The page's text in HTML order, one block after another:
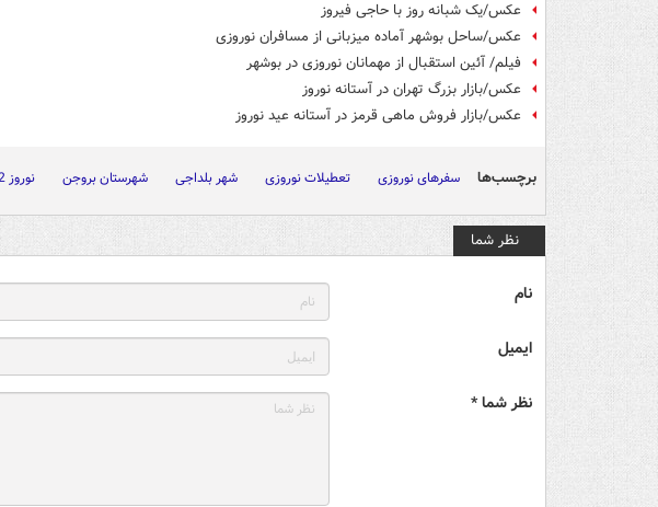
عکس/یک شبانه روز با حاجی فیروز
عکس/ساحل بوشهر آماده میزبانی از مسافران نوروزی
فیلم/ آئین استقبال از مهمانان نوروزی در بوشهر
عکس/بازار بزرگ تهران در آستانه نوروز
عکس/بازار فروش ماهی قرمز در آستانه عید نوروز
برچسب‌ها سفرهای نوروزی تعطیلات نوروزی شهر بلداجی شهرستان بروجن نوروز 1402
نظر شما
نام
ایمیل
نظر شما *